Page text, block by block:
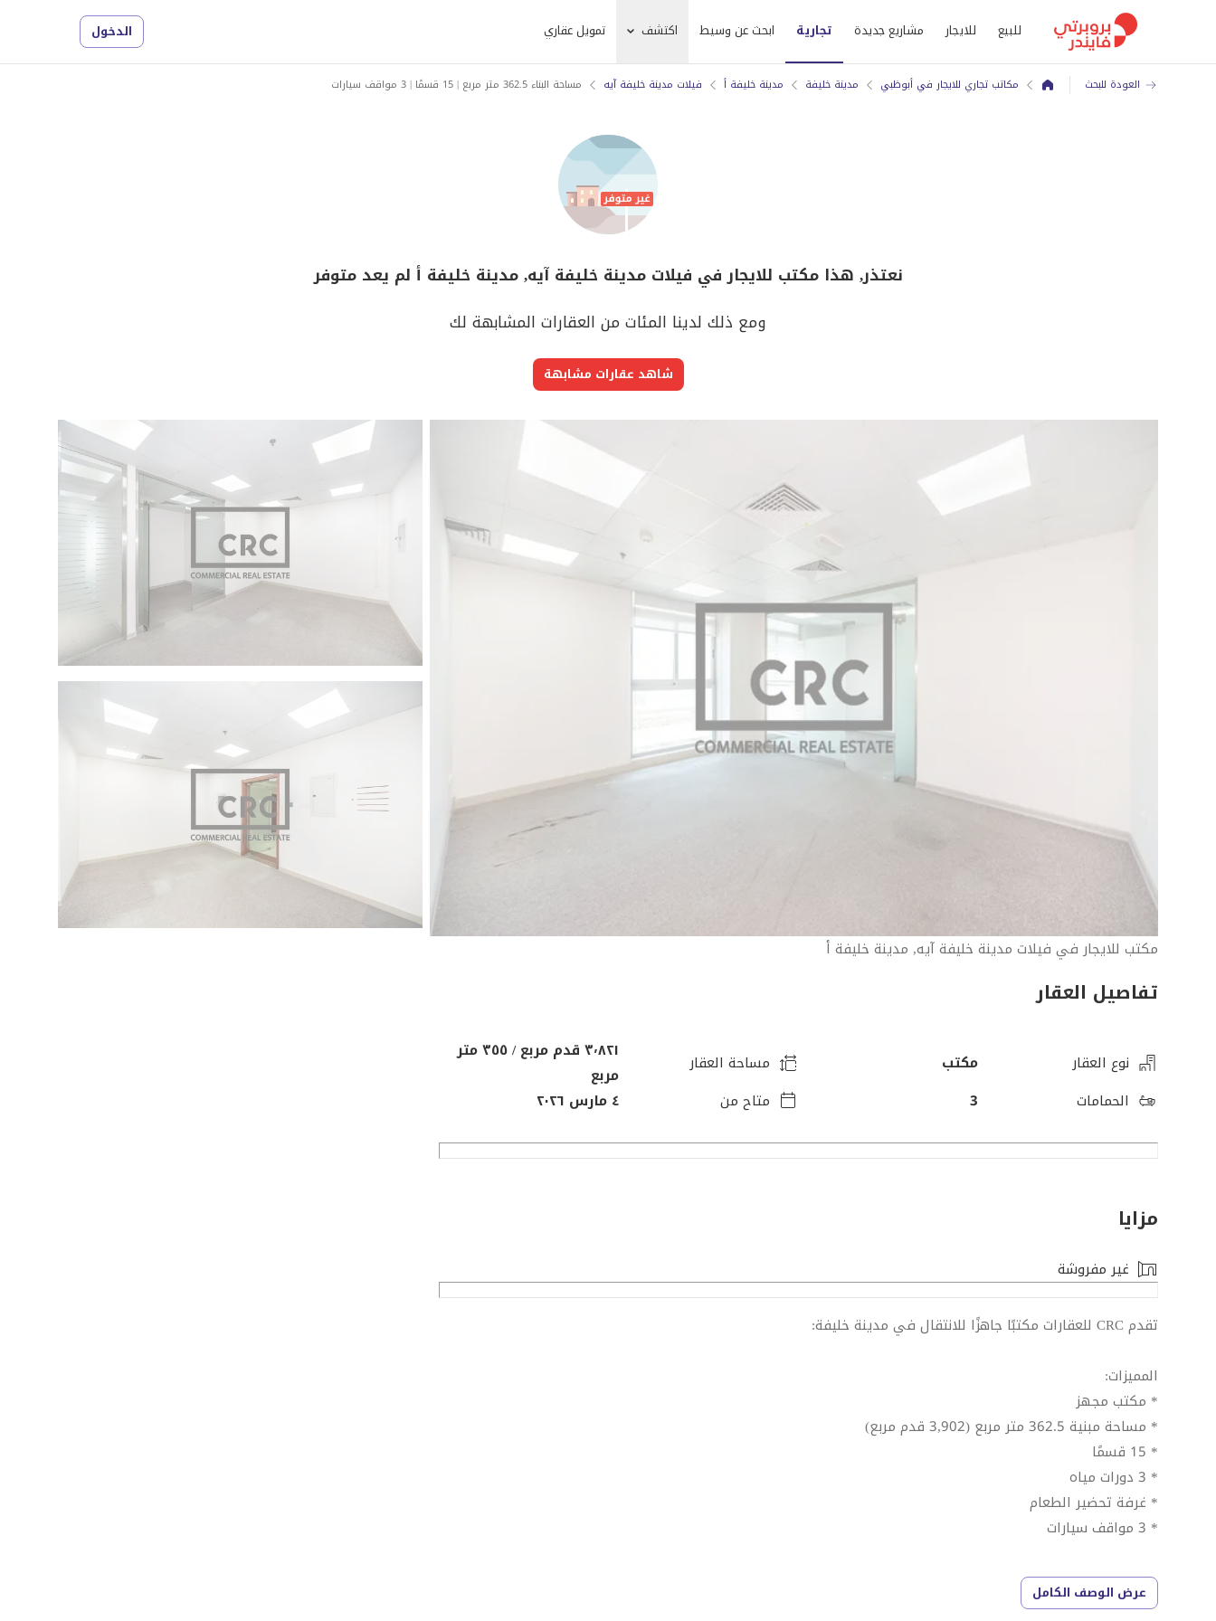
للبيع للايجار مشاريع جديدة تجارية ابحث عن وسيط اكتشف تمويل عقاري الدخول
العودة للبحث مكاتب تجاري للايجار في أبوظبي مدينة خليفة مدينة خليفة أ فيلات مدينة خليفة آيه مساحة البناء 362.5 متر مربع | 15 قسمًا | 3 مواقف سيارات
نعتذر, هذا مكتب للايجار في فيلات مدينة خليفة آيه, مدينة خليفة أ لم يعد متوفر
ومع ذلك لدينا المئات من العقارات المشابهة لك
شاهد عقارات مشابهة
مكتب للايجار في فيلات مدينة خليفة آيه, مدينة خليفة أ
تفاصيل العقار
نوع العقار مكتب مساحة العقار
٣٬٨٢١ قدم مربع / ٣٥٥ متر
مربع
الحمامات
3 متاح من ٤ مارس ٢٠٢٦
مزايا
غير مفروشة
تقدم CRC للعقارات مكتبًا جاهزًا للانتقال في مدينة خليفة:
المميزات:
* مكتب مجهز
* مساحة مبنية 362.5 متر مربع (3,902 قدم مربع)
* 15 قسمًا
* 3 دورات مياه
* غرفة تحضير الطعام
* 3 مواقف سيارات
* مواقف سيارات وافرة حول المنطقة
* حالة ممتازة
عرض الوصف الكامل